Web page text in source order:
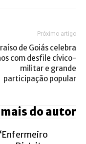
Próximo artigo
de Goiás celebra
com desfile cívico-
militar e grande
participação popular
mais do autor